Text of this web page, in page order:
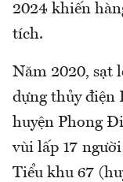
2024 khiến
tích.
Năm 2020, sạt
dựng thủy điện
huyện Phong
vùi lấp 17
Tiểu khu 67